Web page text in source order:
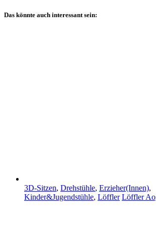
Das könnte auch interessant sein:
3D-Sitzen, Drehstühle, Erzieher(Innen),
Kinder&Jugendstühle, Löffler Löffler